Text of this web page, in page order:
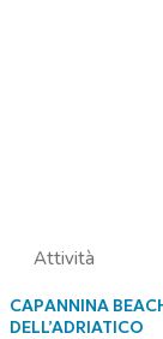
Attività
CAPANNINA
DELL’ADRIATICO